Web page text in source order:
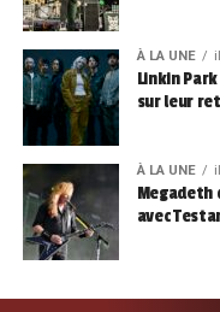
À LA UNE
Linkin
sur leur
À LA UNE
Megadeth
avec